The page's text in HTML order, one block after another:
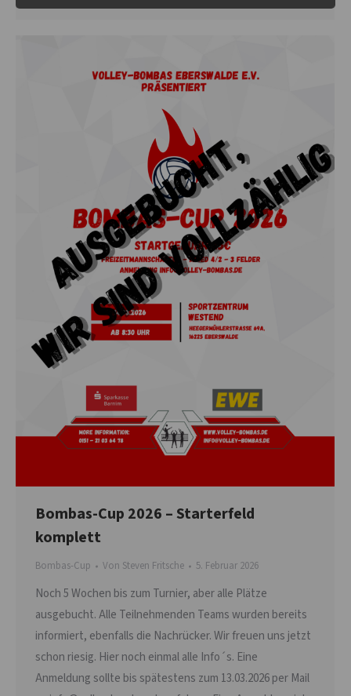
Bombas-Cup 2026 – Starterfeld
komplett
Bombas-Cup Von Steven Fritsche 5. Februar 2026
Noch 5 Wochen bis zum Turnier, aber alle Plätze
ausgebucht. Alle Teilnehmenden Teams wurden bereits
informiert, ebenfalls die Nachrücker. Wir freuen uns jetzt
schon riesig. Hier noch einmal alle Info´s. Eine
Anmeldung sollte bis spätestens zum 13.03.2026 per Mail